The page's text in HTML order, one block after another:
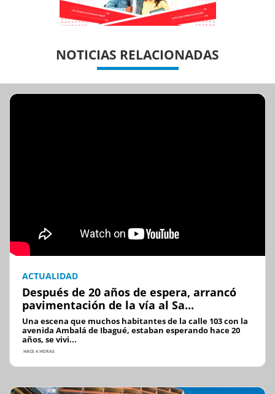
NOTICIAS RELACIONADAS
ACTUALIDAD
Después de 20 años de espera, arrancó
pavimentación de la vía al Sa...
Una escena que muchos habitantes de la calle 103 con la
avenida Ambalá de Ibagué, estaban esperando hace 20
años, se vivi...
HACE 4 HORAS